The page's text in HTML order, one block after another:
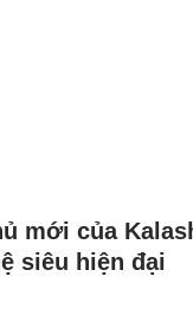
mới của
siêu hiện đại